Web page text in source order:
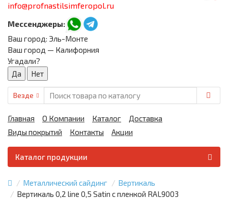
info@profnastilsimferopol.ru
Мессенджеры:
Ваш город: Эль-Монте
Ваш город — Калифорния
Угадали?
Везде
Главная О Компании Каталог
Доставка
Виды покрытий
Контакты Акции
Каталог продукции
Металлический сайдинг
Вертикаль
Вертикаль 0,2 line 0,5 Satin с пленкой RAL9003